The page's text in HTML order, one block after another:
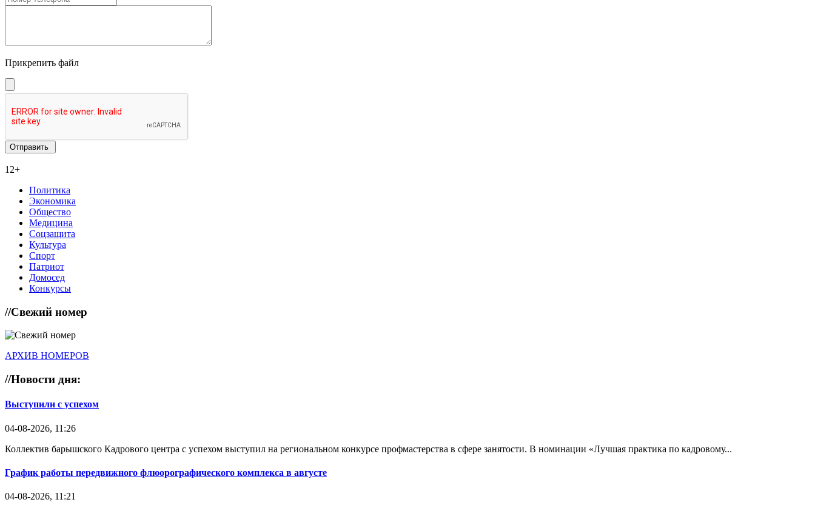
Прикрепить файл
12+
Политика
Экономика
Общество
Медицина
Соцзащита
Культура
Спорт
Патриот
Домосед
Конкурсы
//Свежий номер
АРХИВ НОМЕРОВ
//Новости дня:
Выступили с успехом
04-08-2026, 11:26
Коллектив барышского Кадрового центра с успехом выступил на региональном конкурсе профмастерства в сфере занятости. В номинации «Лучшая практика по кадровому...
График работы передвижного флюорографического комплекса в августе
04-08-2026, 11:21